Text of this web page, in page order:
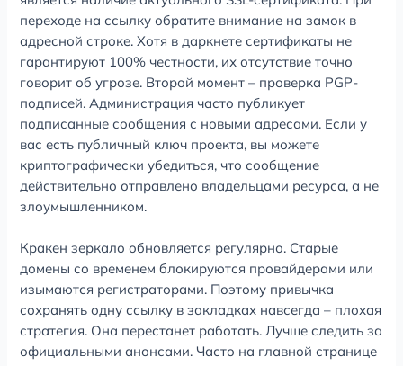
переходе на ссылку обратите внимание на замок в
адресной строке. Хотя в даркнете сертификаты не
гарантируют 100% честности, их отсутствие точно
говорит об угрозе. Второй момент – проверка PGP-
подписей. Администрация часто публикует
подписанные сообщения с новыми адресами. Если у
вас есть публичный ключ проекта, вы можете
криптографически убедиться, что сообщение
действительно отправлено владельцами ресурса, а не
злоумышленником.
Кракен зеркало обновляется регулярно. Старые
домены со временем блокируются провайдерами или
изымаются регистраторами. Поэтому привычка
сохранять одну ссылку в закладках навсегда – плохая
стратегия. Она перестанет работать. Лучше следить за
официальными анонсами. Часто на главной странице